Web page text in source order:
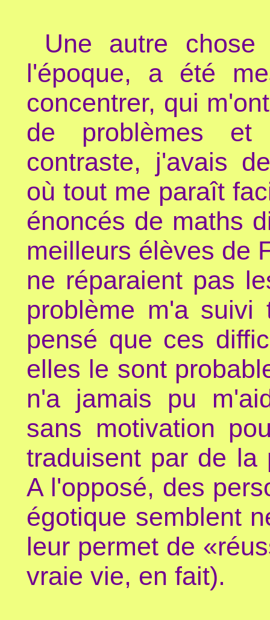
Une autre
l'époque, a été
concentrer, qui
de problèmes et
contraste, j'avais
où tout me paraît
énoncés de maths
meilleurs élèves de
ne réparaient pas
problème m'a
pensé que ces
elles le sont
n'a jamais pu
sans motivation
traduisent par de la
A l'opposé, des
égotique semblent
leur permet de
vraie vie, en fait).